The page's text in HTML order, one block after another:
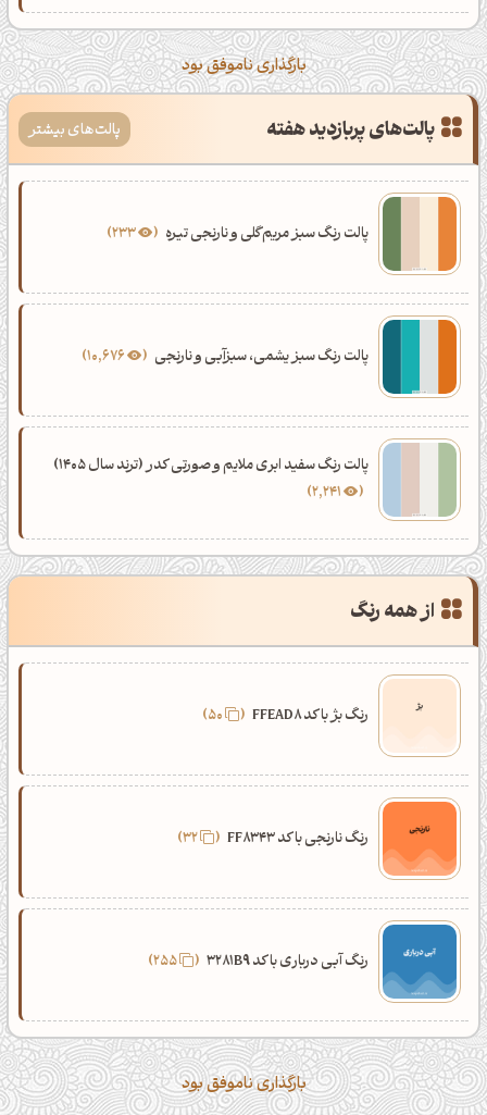
بارگذاری ناموفق بود
پالت‌های پربازدید هفته پالت‌های بیشتر
پالت رنگ سبز مریم‌گلی و نارنجی تیره 233
پالت رنگ سبز یشمی، سبزآبی و نارنجی
پالت رنگ سفید ابری ملایم و صورتی کدر (ترند سال 1405)
از همه رنگ
رنگ بژ با کد FFEAD8
رنگ نارنجی با کد FF8343 32
رنگ آبی درباری با کد 3281B9 255
بارگذاری ناموفق بود